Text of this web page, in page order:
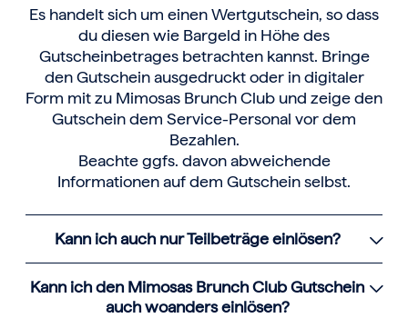
Es handelt sich um einen Wertgutschein, so dass
du diesen wie Bargeld in Höhe des
Gutscheinbetrages betrachten kannst. Bringe
den Gutschein ausgedruckt oder in digitaler
Form mit zu Mimosas Brunch Club und zeige den
Gutschein dem Service-Personal vor dem
Bezahlen.
Beachte ggfs. davon abweichende
Informationen auf dem Gutschein selbst.
Kann ich auch nur Teilbeträge einlösen?
Kann ich den Mimosas Brunch Club Gutschein
auch woanders einlösen?